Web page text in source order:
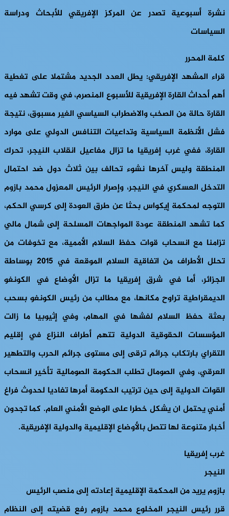
نشرة أسبوعية تصدر عن المركز الإفريقي للأبحاث ودراسة
السياسات
كلمة المحرر
قراء المشهد الإفريقي: يطل العدد الجديد مشتملا على تغطية
أهم أحداث القارة الإفريقية للأسبوع المنصرم، في وقت تشهد فيه
القارة حالة من الصخب والاضطراب السياسي الغير مسبوق، نتيجة
فشل الأنظمة السياسية وتداعيات التنافس الدولي على موارد
القارة، ففي غرب إفريقيا ما تزال مفاعيل انقلاب النيجر، تحرك
المنطقة وليس آخرها نشوء تحالف بين ثلاث دول ضد احتمال
التدخل العسكري في النيجر، وإصرار الرئيس المعزول محمد بازوم
التوجه لمحكمة إيكواس بحثا عن طرق العودة إلى كرسي الحكم،
كما تشهد المنطقة عودة المواجهات المسلحة إلى شمال مالي
تزامنا مع انسحاب قوات حفظ السلام الأممية، مع تخوفات من
تحلل الأطراف من اتفاقية السلام الموقعة في 2015 بوساطة
الجزائر، أما في شرق إفريقيا ما تزال الأوضاع في الكونغو
الديمقراطية تراوح مكانها، مع مطالب من رئيس الكونغو بسحب
بعثة حفظ السلام لفشها في المهام، وفي إثيوبيا ما زالت
المؤسسات الحقوقية الدولية تتهم أطراف النزاع في إقليم
التقراي بارتكاب جرائم ترقى إلى مستوى جرائم الحرب والتطهير
العرقي، وفي الصومال تطلب الحكومة الصومالية تأخير انسحاب
القوات الدولية إلى حين ترتيب الحكومة أمرها تفاديا لحدوث فراغ
أمني يحتمل ان يشكل خطرا على الوضع الأمني العام. كما تجدون
أخبار متنوعة لها تتصل بالأوضاع الإقليمية والدولية الإفريقية.
غرب إفريقيا
النيجر
بازوم يريد من المحكمة الإقليمية إعادته إلى منصب الرئيس
قرر رئيس النيجر المخلوع محمد بازوم رفع قضيته إلى النظام